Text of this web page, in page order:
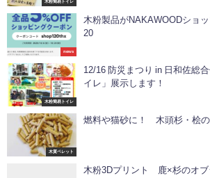
木粉簡易トイレ
news
木粉製品がNAKAWOODショ
20
木粉簡易トイレ
12/16 防災まつり in 日和佐総
イレ」展示します！
木質ペレット
燃料や猫砂に！ 木頭杉・桧の
木粉3Dプリント️ 鹿×杉のオブ